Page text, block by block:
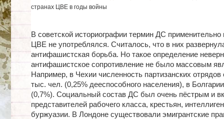
странах ЦВЕ в годы войны
В советской историографии термин ДС применительно
ЦВЕ не употреблялся. Считалось, что в них
антифашистская борьба. Но такое определение
антифашистское сопротивление не было массовым
Например, в Чехии численность партизанских отрядов
тыс. чел. (0,25% дееспособного населения), в
(0,7%). Социальный состав ДС был очень пёстрым и
представителей рабочего класса, крестьян,
буржуазии. В Лондоне существовали эмигрантские